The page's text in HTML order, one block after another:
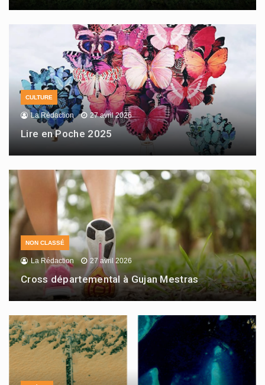
CULTURE
La Rédaction 27 avril 2026
Lire en Poche 2025
NON CLASSÉ
La Rédaction 27 avril 2026
Cross départemental à Gujan Mestras